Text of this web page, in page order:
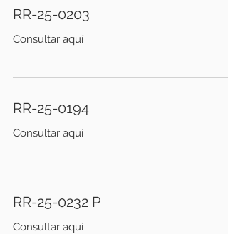
RR-25-0203
Consultar aquí
RR-25-0194
Consultar aquí
RR-25-0232 P
Consultar aquí